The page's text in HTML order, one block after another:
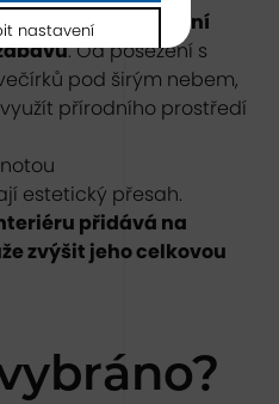
využívat venkovní
. Od posezení s
pod širým nebem,
přírodního prostředí
estetický přesah.
přidává na
zvýšit jeho celkovou
nastavení